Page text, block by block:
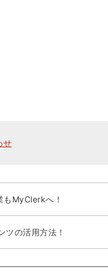
せ
もMyClerkへ！
ツの活用方法！